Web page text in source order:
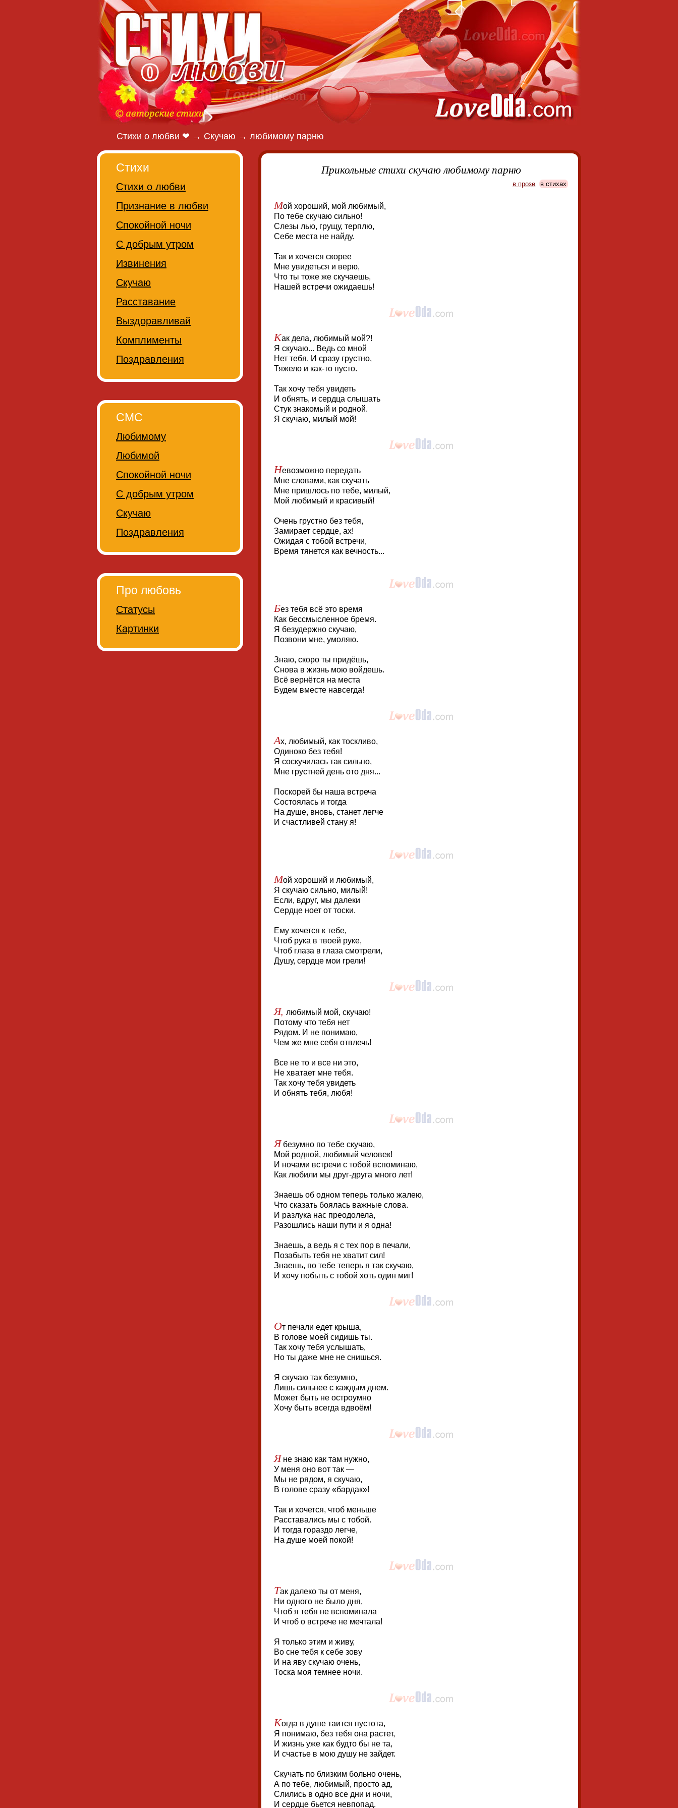
Стихи о любви ❤ → Скучаю → любимому парню
Прикольные стихи скучаю любимому парню
в прозе, в стихах
Мой хороший, мой любимый,
По тебе скучаю сильно!
Слезы лью, грущу, терплю,
Себе места не найду.
Так и хочется скорее
Мне увидеться и верю,
Что ты тоже же скучаешь,
Нашей встречи ожидаешь!
Как дела, любимый мой?!
Я скучаю... Ведь со мной
Нет тебя. И сразу грустно,
Тяжело и как-то пусто.
Так хочу тебя увидеть
И обнять, и сердца слышать
Стук знакомый и родной.
Я скучаю, милый мой!
Невозможно передать
Мне словами, как скучать
Мне пришлось по тебе, милый,
Мой любимый и красивый!
Очень грустно без тебя,
Замирает сердце, ах!
Ожидая с тобой встречи,
Время тянется как вечность...
Без тебя всё это время
Как бессмысленное бремя.
Я безудержно скучаю,
Позвони мне, умоляю.
Знаю, скоро ты придёшь,
Снова в жизнь мою войдешь.
Всё вернётся на места
Будем вместе навсегда!
Ах, любимый, как тоскливо,
Одиноко без тебя!
Я соскучилась так сильно,
Мне грустней день ото дня...
Поскорей бы наша встреча
Состоялась и тогда
На душе, вновь, станет легче
И счастливей стану я!
Мой хороший и любимый,
Я скучаю сильно, милый!
Если, вдруг, мы далеки
Сердце ноет от тоски.
Ему хочется к тебе,
Чтоб рука в твоей руке,
Чтоб глаза в глаза смотрели,
Душу, сердце мои грели!
Я, любимый мой, скучаю!
Потому что тебя нет
Рядом. И не понимаю,
Чем же мне себя отвлечь!
Все не то и все ни это,
Не хватает мне тебя.
Так хочу тебя увидеть
И обнять тебя, любя!
Я безумно по тебе скучаю,
Мой родной, любимый человек!
И ночами встречи с тобой вспоминаю,
Как любили мы друг-друга много лет!
Знаешь об одном теперь только жалею,
Что сказать боялась важные слова.
И разлука нас преодолела,
Разошлись наши пути и я одна!
Знаешь, а ведь я с тех пор в печали,
Позабыть тебя не хватит сил!
Знаешь, по тебе теперь я так скучаю,
И хочу побыть с тобой хоть один миг!
От печали едет крыша,
В голове моей сидишь ты.
Так хочу тебя услышать,
Но ты даже мне не снишься.
Я скучаю так безумно,
Лишь сильнее с каждым днем.
Может быть не остроумно
Хочу быть всегда вдвоём!
Я не знаю как там нужно,
У меня оно вот так —
Мы не рядом, я скучаю,
В голове сразу «бардак»!
Так и хочется, чтоб меньше
Расставались мы с тобой.
И тогда гораздо легче,
На душе моей покой!
Так далеко ты от меня,
Ни одного не было дня,
Чтоб я тебя не вспоминала
И чтоб о встрече не мечтала!
Я только этим и живу,
Во сне тебя к себе зову
И на яву скучаю очень,
Тоска моя темнее ночи.
Когда в душе таится пустота,
Я понимаю, без тебя она растет,
И жизнь уже как будто бы не та,
И счастье в мою душу не зайдет.
Скучать по близким больно очень,
А по тебе, любимый, просто ад,
Слились в одно все дни и ночи,
И сердце бьется невпопад.
Стихи
Стихи о любви
Признание в любви
Спокойной ночи
С добрым утром
Извинения
Скучаю
Расставание
Выздоравливай
Комплименты
Поздравления
СМС
Любимому
Любимой
Спокойной ночи
С добрым утром
Скучаю
Поздравления
Про любовь
Статусы
Картинки